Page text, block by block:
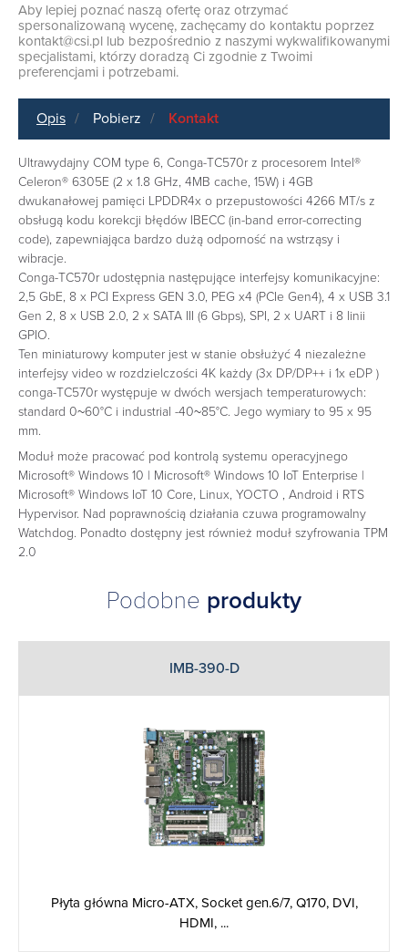
Aby lepiej poznać naszą ofertę oraz otrzymać
spersonalizowaną wycenę, zachęcamy do kontaktu poprzez
kontakt@csi.pl lub bezpośrednio z naszymi wykwalifikowanymi
specjalistami, którzy doradzą Ci zgodnie z Twoimi
preferencjami i potrzebami.
Opis Pobierz Kontakt
Ultrawydajny COM type 6, Conga-TC570r z procesorem Intel®
Celeron® 6305E (2 x 1.8 GHz, 4MB cache, 15W) i 4GB
dwukanałowej pamięci LPDDR4x o przepustowości 4266 MT/s z
obsługą kodu korekcji błędów IBECC (in-band error-correcting
code), zapewniająca bardzo dużą odporność na wstrząsy i
wibracje.
Conga-TC570r udostępnia następujące interfejsy komunikacyjne:
2,5 GbE, 8 x PCI Express GEN 3.0, PEG x4 (PCIe Gen4), 4 x USB 3.1
Gen 2, 8 x USB 2.0, 2 x SATA III (6 Gbps), SPI, 2 x UART i 8 linii
GPIO.
Ten miniaturowy komputer jest w stanie obsłużyć 4 niezależne
interfejsy video w rozdzielczości 4K każdy (3x DP/DP++ i 1x eDP )
conga-TC570r występuje w dwóch wersjach temperaturowych:
standard 0~60°C i industrial -40~85°C. Jego wymiary to 95 x 95
mm.
Moduł może pracować pod kontrolą systemu operacyjnego
Microsoft® Windows 10 | Microsoft® Windows 10 IoT Enterprise |
Microsoft® Windows IoT 10 Core, Linux, YOCTO , Android i RTS
Hypervisor. Nad poprawnością działania czuwa programowalny
Watchdog. Ponadto dostępny jest również moduł szyfrowania TPM
2.0
Podobne produkty
IMB-390-D
Płyta główna Micro-ATX, Socket gen.6/7, Q170, DVI,
HDMI, ...